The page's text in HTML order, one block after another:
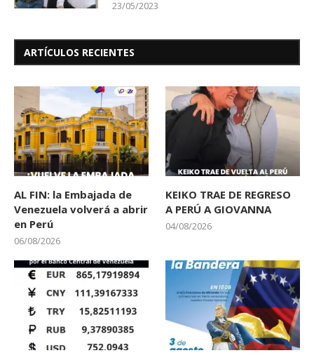
23/05/2023
ARTÍCULOS RECIENTES
AL FIN: la Embajada de
Venezuela volverá a abrir
en Perú
06/08/2026
KEIKO TRAE DE REGRESO
A PERÚ A GIOVANNA
04/08/2026